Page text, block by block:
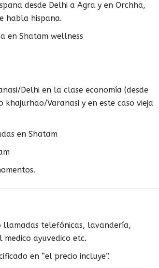
desde Delhi a Agra y en Orchha,
habla hispana.
en Shatam wellness
Delhi en la clase economía (desde
Varanasi y en este caso vieja
en Shatam
llamadas telefónicas, lavandería,
medico ayuvedico etc.
en “el precio incluye”.